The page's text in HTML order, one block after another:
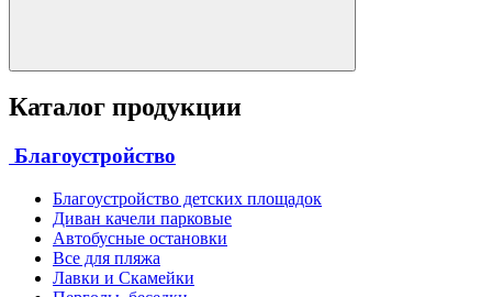
Каталог продукции
Благоустройство
Благоустройство детских площадок
Диван качели парковые
Автобусные остановки
Все для пляжа
Лавки и Скамейки